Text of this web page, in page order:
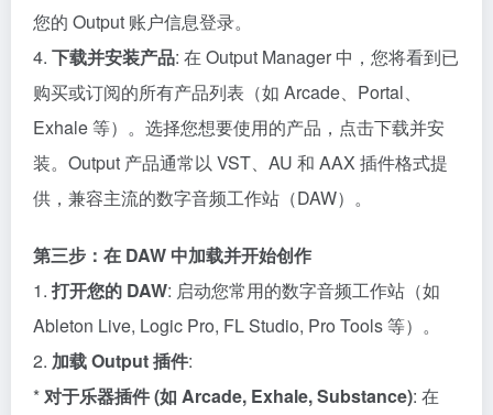
您的 Output 账户信息登录。
4. 下载并安装产品: 在 Output Manager 中，您将看到已
购买或订阅的所有产品列表（如 Arcade、Portal、
Exhale 等）。选择您想要使用的产品，点击下载并安
装。Output 产品通常以 VST、AU 和 AAX 插件格式提
供，兼容主流的数字音频工作站（DAW）。
第三步：在 DAW 中加载并开始创作
1. 打开您的 DAW: 启动您常用的数字音频工作站（如
Ableton Live, Logic Pro, FL Studio, Pro Tools 等）。
2. 加载 Output 插件:
*对于乐器插件 (如 Arcade, Exhale, Substance): 在